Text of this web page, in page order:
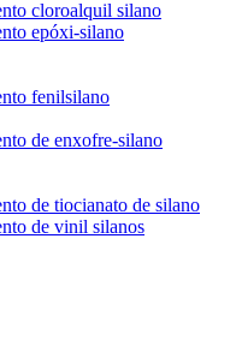
cloroalquil silano
epóxi-silano
fenilsilano
de enxofre-silano
de tiocianato de silano
de vinil silanos